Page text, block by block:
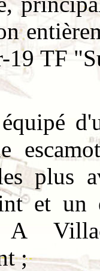
19 TF
plus
et un
A
;